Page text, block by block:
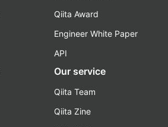
Qiita Award
Engineer White Paper
API
Our service
Qiita Team
Qiita Zine